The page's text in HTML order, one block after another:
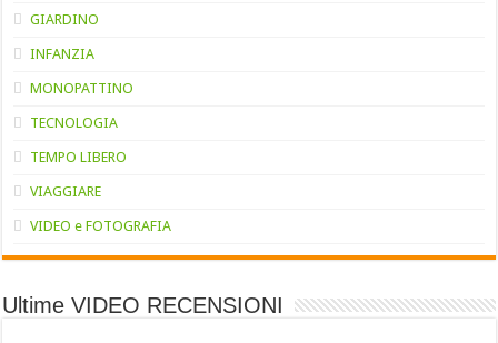
GIARDINO
INFANZIA
MONOPATTINO
TECNOLOGIA
TEMPO LIBERO
VIAGGIARE
VIDEO e FOTOGRAFIA
Ultime VIDEO RECENSIONI